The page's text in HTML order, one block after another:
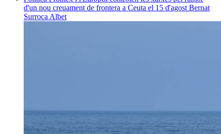
d'un nou creuament de frontera a Ceuta el 15 d'agost Bernat
Surroca Albet